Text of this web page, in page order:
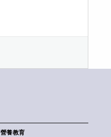
營養教育